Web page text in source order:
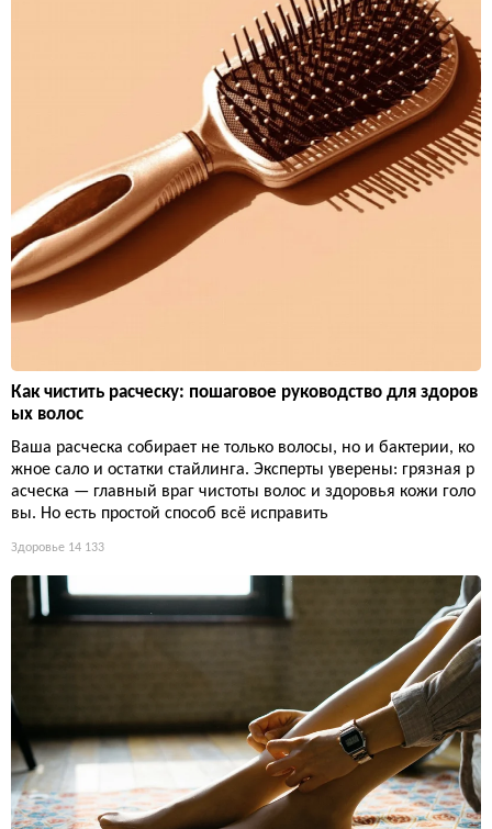
Как чистить расческу: пошаговое руководство для здоров
ых волос
Ваша расческа собирает не только волосы, но и бактерии, ко
жное сало и остатки стайлинга. Эксперты уверены: грязная р
асческа — главный враг чистоты волос и здоровья кожи голо
вы. Но есть простой способ всё исправить
Здоровье 14 133